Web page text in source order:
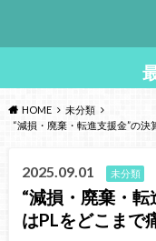
HOME
未分類
“減損・廃棄・転進支援金”の
2025.09.01 未分類
“減損・廃棄・
はPLをどこまで